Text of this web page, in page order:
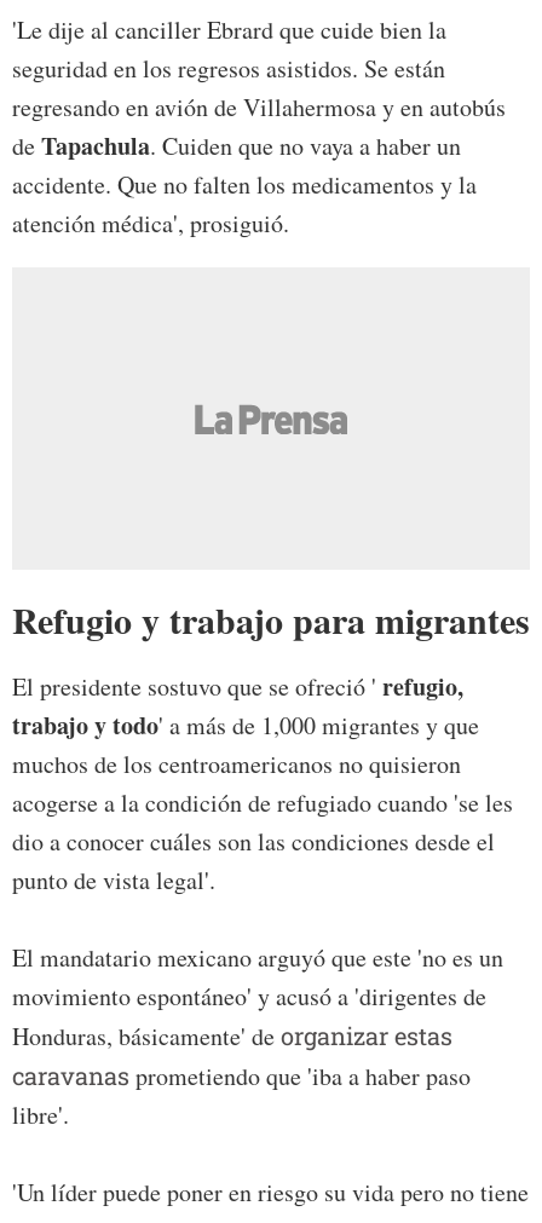
'Le dije al canciller Ebrard que cuide bien la
seguridad en los regresos asistidos. Se están
regresando en avión de Villahermosa y en autobús
deTapachula. Cuiden que no vaya a haber un
accidente. Que no falten los medicamentos y la
atención médica', prosiguió.
Refugio y trabajo para migrantes
El presidente sostuvo que se ofreció ' refugio,
trabajo y todo' a más de 1,000 migrantes y que
muchos de los centroamericanos no quisieron
acogerse a la condición de refugiado cuando 'se les
dio a conocer cuáles son las condiciones desde el
punto de vista legal'.
El mandatario mexicano arguyó que este 'no es un
movimiento espontáneo' y acusó a 'dirigentes de
Honduras, básicamente' deorganizar estas
caravanas prometiendo que 'iba a haber paso
libre'.
'Un líder puede poner en riesgo su vida pero no tiene